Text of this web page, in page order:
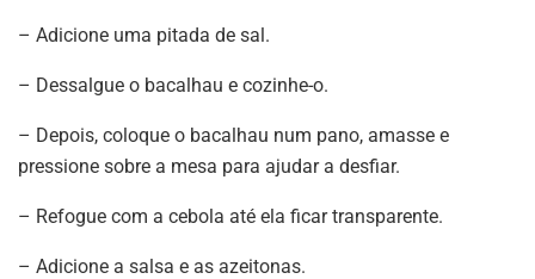
– Adicione uma pitada de sal.
– Dessalgue o bacalhau e cozinhe-o.
– Depois, coloque o bacalhau num pano, amasse e
pressione sobre a mesa para ajudar a desfiar.
– Refogue com a cebola até ela ficar transparente.
– Adicione a salsa e as azeitonas.